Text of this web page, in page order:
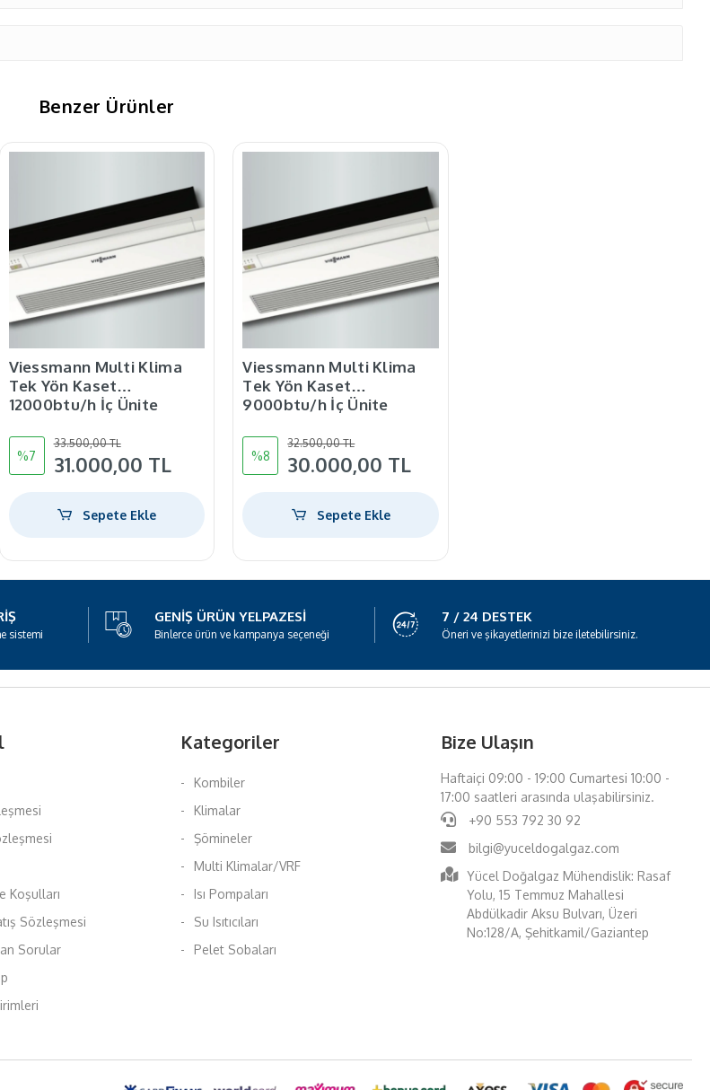
Benzer Ürünler
Viessmann Multi Klima
Tek Yön Kaset
12000btu/h İç Ünite
%7
33.500,00 TL
31.000,00 TL
Sepete Ekle
Viessmann Multi Klima
Tek Yön Kaset
9000btu/h İç Ünite
%8
32.500,00 TL
30.000,00 TL
Sepete Ekle
sistemi
GENIŞ ÜRÜN YELPAZESI
Binlerce ürün ve kampanya seçeneği
7 / 24 DESTEK
Öneri ve şikayetlerinizi bize iletebilirsiniz.
Koşulları
Sözleşmesi
Sorular
Kategoriler
Kombiler
Klimalar
Şömineler
Multi Klimalar/VRF
Isı Pompaları
Su Isıtıcıları
Pelet Sobaları
Bize Ulaşın
Haftaiçi 09:00 - 19:00 Cumartesi 10:00 -
17:00 saatleri arasında ulaşabilirsiniz.
+90 553 792 30 92
bilgi@yuceldogalgaz.com
Yücel Doğalgaz Mühendislik: Rasaf
Yolu, 15 Temmuz Mahallesi
Abdülkadir Aksu Bulvarı, Üzeri
No:128/A, Şehitkamil/Gaziantep